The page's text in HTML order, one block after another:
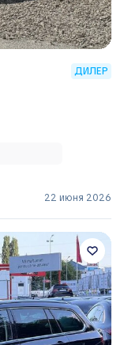
ДИЛЕР
22 июня 2026